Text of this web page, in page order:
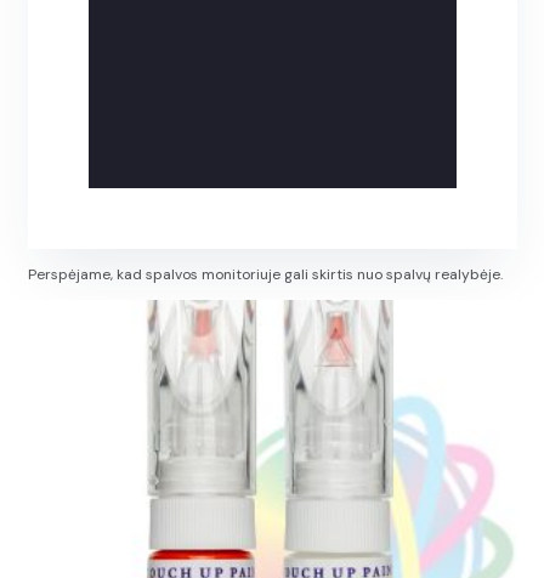
Perspėjame, kad spalvos monitoriuje gali skirtis nuo spalvų realybėje.